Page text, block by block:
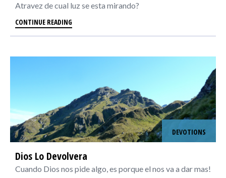
Atravez de cual luz se esta mirando?
CONTINUE READING
DEVOTIONS
Dios Lo Devolvera
Cuando Dios nos pide algo, es porque el nos va a dar mas!